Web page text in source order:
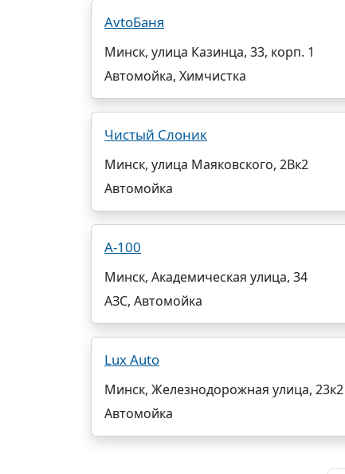
AvtoБаня
Минск, улица Казинца, 33, корп. 1
Автомойка, Химчистка
Чистый Слоник
Минск, улица Маяковского, 2Вк2
Автомойка
А-100
Минск, Академическая улица, 34
АЗС, Автомойка
Lux Auto
Минск, Железнодорожная улица, 23к2
Автомойка